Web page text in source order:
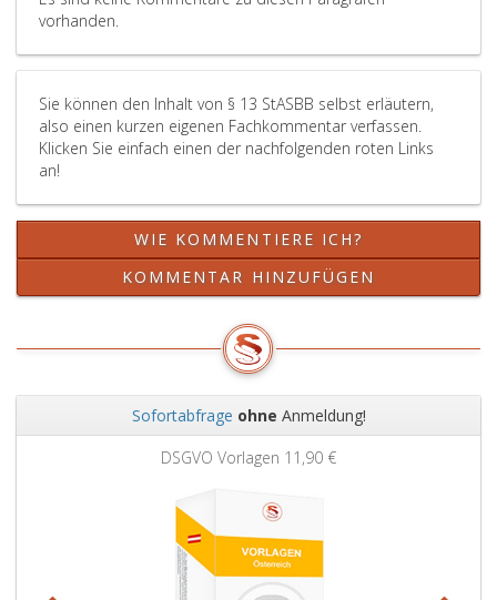
vorhanden.
Sie können den Inhalt von § 13 StASBB selbst erläutern,
also einen kurzen eigenen Fachkommentar verfassen.
Klicken Sie einfach einen der nachfolgenden roten Links
an!
WIE KOMMENTIERE ICH?
KOMMENTAR HINZUFÜGEN
Sofortabfrage ohne Anmeldung!
DSGVO Vorlagen 11,90 €